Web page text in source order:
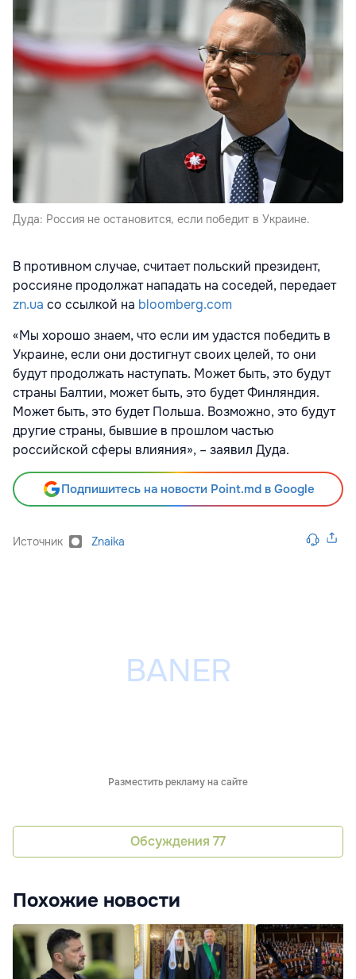
Дуда: Россия не остановится, если победит в Украине.
В противном случае, считает польский президент,
россияне продолжат нападать на соседей, передает
zn.ua со ссылкой на bloomberg.com
«Мы хорошо знаем, что если им удастся победить в
Украине, если они достигнут своих целей, то они
будут продолжать наступать. Может быть, это будут
страны Балтии, может быть, это будет Финляндия.
Может быть, это будет Польша. Возможно, это будут
другие страны, бывшие в прошлом частью
российской сферы влияния», – заявил Дуда.
Подпишитесь на новости Point.md в Google
Источник Znaika
Разместить рекламу на сайте
Обсуждения 77
Похожие новости